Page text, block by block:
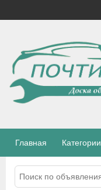
Главная Категории